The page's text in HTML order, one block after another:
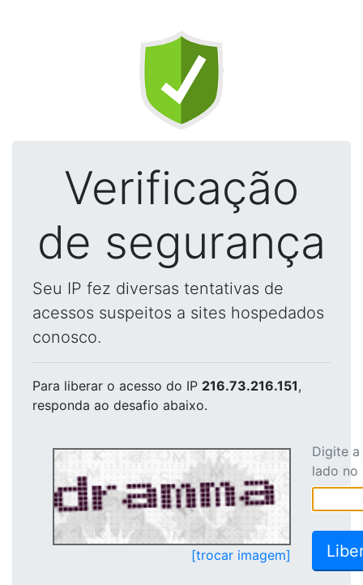
Verificação
de segurança
Seu IP fez diversas tentativas de
acessos suspeitos a sites hospedados
conosco.
Para liberar o acesso do IP 216.73.216.151,
responda ao desafio abaixo.
[trocar imagem]
Digite
lado no